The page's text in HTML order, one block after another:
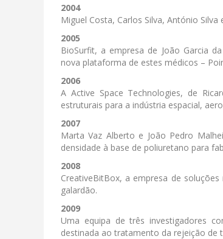
2004
Miguel Costa, Carlos Silva, António
2005
BioSurfit, a empresa de João Garcia
nova plataforma de estes médicos –
2006
A Active Space Technologies, de
estruturais para a indústria espacial,
2007
Marta Vaz Alberto e João Pedro
densidade à base de poliuretano para
2008
CreativeBitBox, a empresa de
galardão.
2009
Uma equipa de três investigadores
destinada ao tratamento da rejeição de